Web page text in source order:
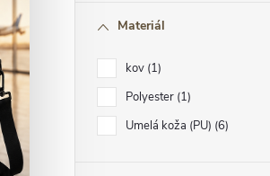
Materiál
kov 1
Polyester 1
Umelá koža (PU) 6